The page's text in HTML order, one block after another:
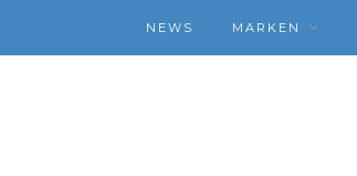
NEWS MARKEN